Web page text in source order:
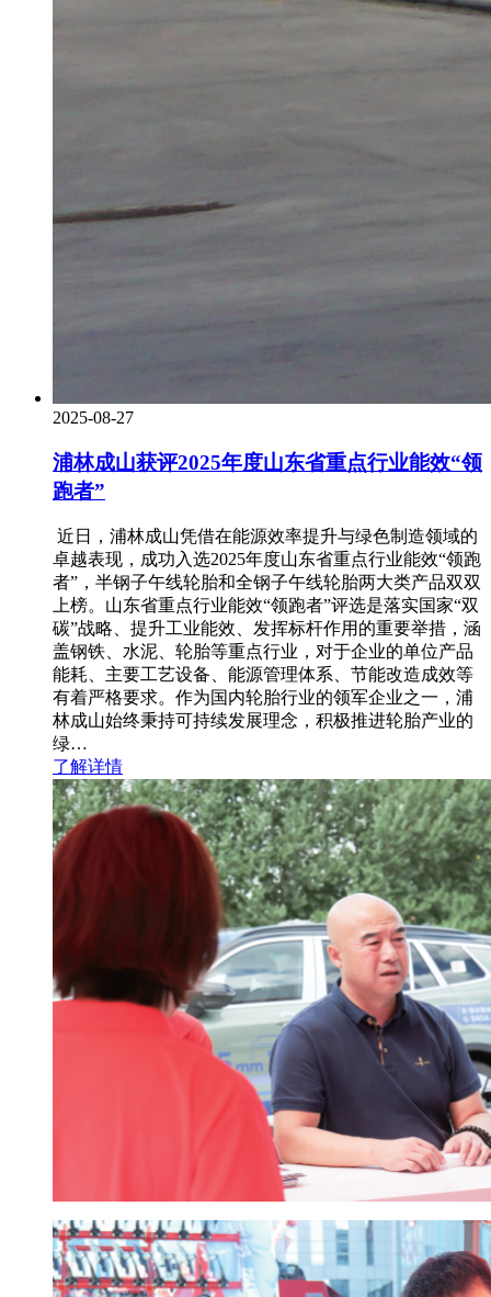
2025-08-27
浦林成山获评2025年度山东省重点行业能效“领
跑者”
近日，浦林成山凭借在能源效率提升与绿色制造领域的
卓越表现，成功入选2025年度山东省重点行业能效“领跑
者”，半钢子午线轮胎和全钢子午线轮胎两大类产品双双
上榜。山东省重点行业能效“领跑者”评选是落实国家“双
碳”战略、提升工业能效、发挥标杆作用的重要举措，涵
盖钢铁、水泥、轮胎等重点行业，对于企业的单位产品
能耗、主要工艺设备、能源管理体系、节能改造成效等
有着严格要求。作为国内轮胎行业的领军企业之一，浦
林成山始终秉持可持续发展理念，积极推进轮胎产业的
绿…
了解详情